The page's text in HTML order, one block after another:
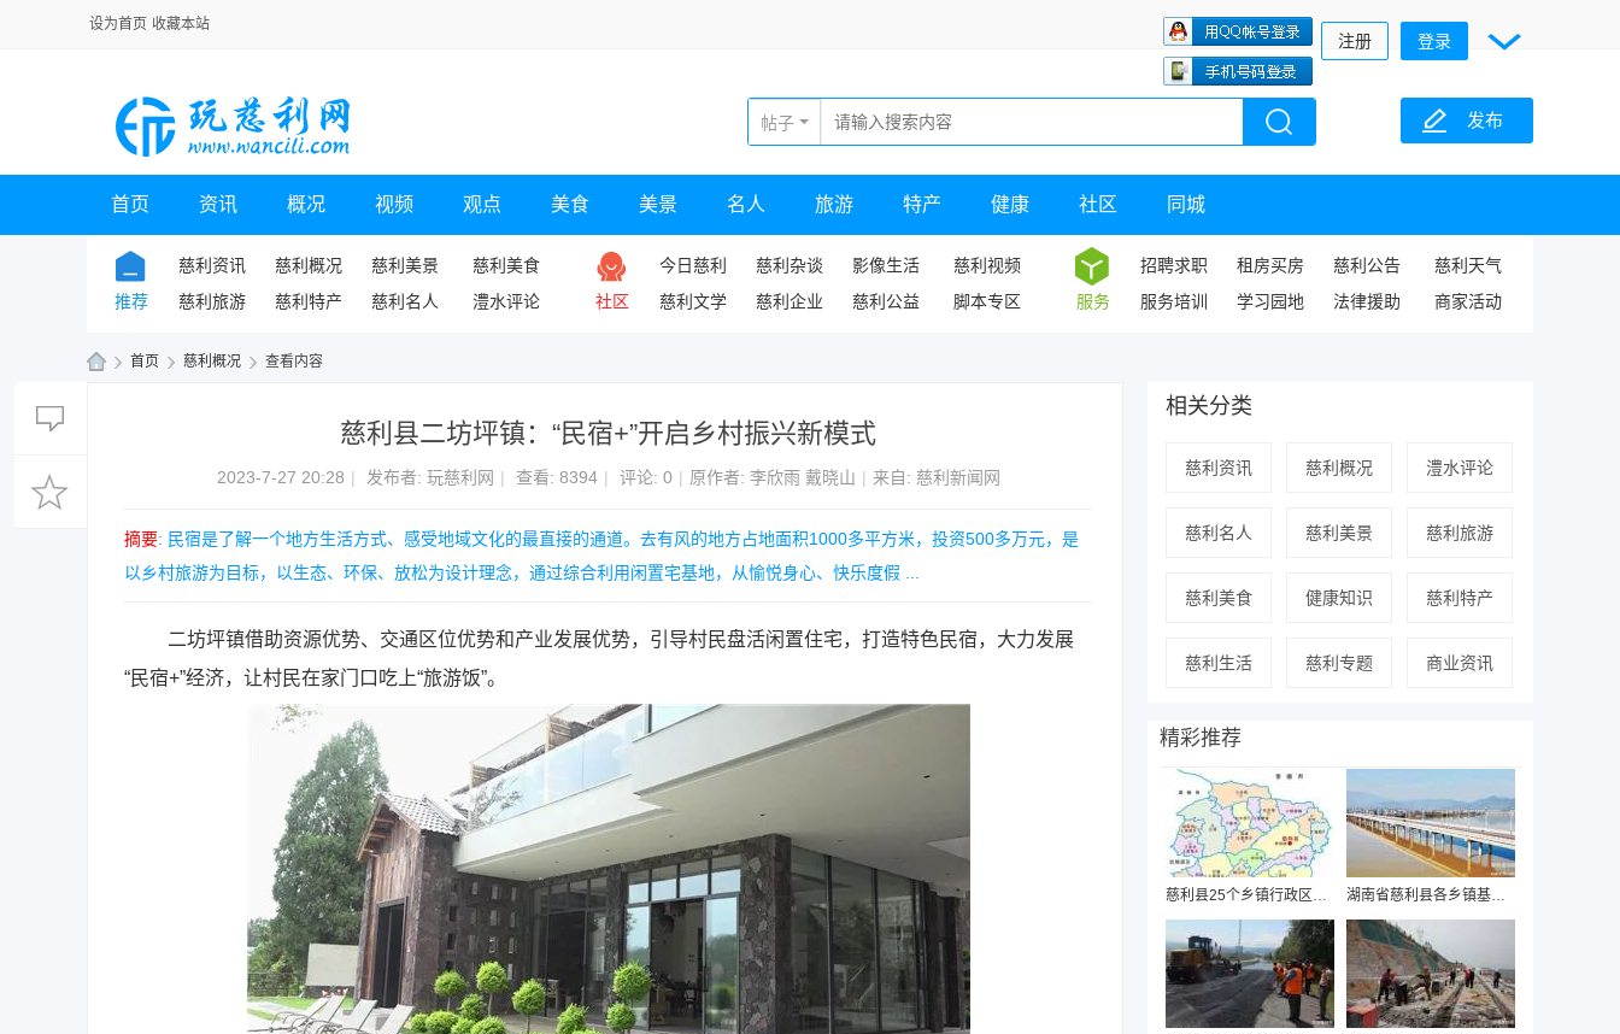
设为首页 收藏本站
注册 登录
发布
帖子
首页 资讯 概况 视频 观点 美食 美景 名人 旅游 特产 健康 社区 同城
推荐
慈利资讯 慈利概况 慈利美景
慈利美食
慈利旅游
慈利特产 慈利名人 澧水评论 社区
今日慈利 慈利杂谈 影像生活
慈利视频
慈利文学
慈利企业 慈利公益 脚本专区 服务
招聘求职 租房买房 慈利公告
慈利天气
服务培训
学习园地 法律援助 商家活动
› 首页 › 慈利概况 › 查看内容
慈利县二坊坪镇：“民宿+”开启乡村振兴新模式
2023-7-27 20:28 | 发布者: 玩慈利网 | 查看: 8394 | 评论: 0 | 原作者: 李欣雨 戴晓山 | 来自: 慈利新闻网
摘要: 民宿是了解一个地方生活方式、感受地域文化的最直接的通道。去有风的地方占地面积1000多平方米，投资500多万元，是
以乡村旅游为目标，以生态、环保、放松为设计理念，通过综合利用闲置宅基地，从愉悦身心、快乐度假 ...
二坊坪镇借助资源优势、交通区位优势和产业发展优势，引导村民盘活闲置住宅，打造特色民宿，大力发展
“民宿+”经济，让村民在家门口吃上“旅游饭”。
相关分类
慈利资讯 慈利概况 澧水评论
慈利名人 慈利美景 慈利旅游
慈利美食 健康知识 慈利特产
慈利生活 慈利专题 商业资讯
精彩推荐
慈利县25个乡镇行政区划图 湖南省慈利县各乡镇基本概况